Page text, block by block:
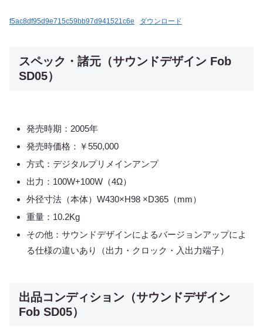
f5ac8df95d9e715c59bb97d941521c6e ダウンロード
スペック・諸元（サウンドデザイン Fob
SD05）
発売時期：2005年
発売時価格：￥550,000
方式：デジタルプリメインアンプ
出力：100W+100W（4Ω）
外径寸法（本体）W430×H98 ×D365（mm）
重量：10.2Kg
その他：サウンドデザインによるバージョンアップによ
る仕様の違いあり（出力・クロック・入出力端子）
出品コンディション（サウンドデザイン
Fob SD05）